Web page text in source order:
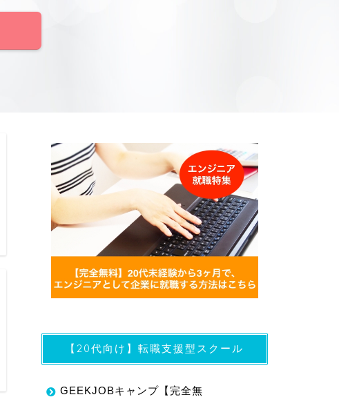
【20代向け】転職支援型スクール
GEEKJOBキャンプ【完全無